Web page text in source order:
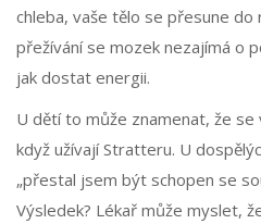
chleba, vaše tělo se přesune do
přežívání se mozek nezajímá o
jak dostat energii.
U dětí to může znamenat, že se
když užívají Stratteru. U
„přestal jsem být schopen se
Výsledek? Lékař může myslet,